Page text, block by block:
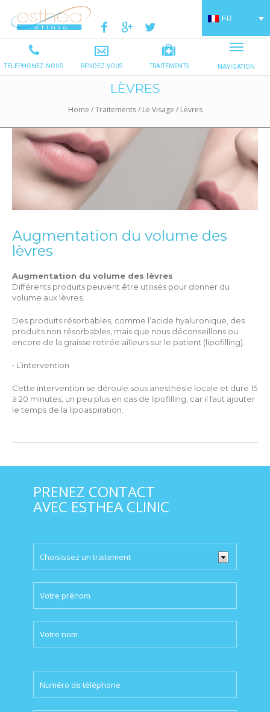
LÈVRES
Home /Traitements / Le Visage / Lèvres
Augmentation du volume des
lèvres
Augmentation du volume des lèvres
Différents produits peuvent être utilisés pour donner du
volume aux lèvres.
Des produits résorbables, comme l’acide hyaluronique, des
produits non résorbables, mais que nous déconseillons ou
encore de la graisse retirée ailleurs sur le patient (lipofilling).
• L’intervention
Cette intervention se déroule sous anesthésie locale et dure 15
à 20 minutes, un peu plus en cas de lipofilling, car il faut ajouter
le temps de la lipoaspiration.
PRENEZ CONTACT
AVEC ESTHEA CLINIC
FR